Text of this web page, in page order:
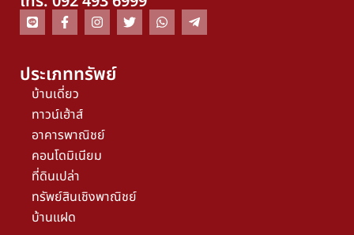
ประเภททรัพย์
บ้านเดี่ยว
ทาวน์เฮ้าส์
อาคารพาณิชย์
คอนโดมิเนียม
ที่ดินเปล่า
ทรัพย์สินเชิงพาณิชย์
บ้านแฝด